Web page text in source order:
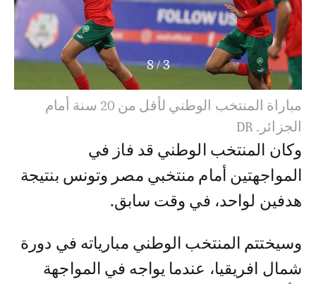
3
/
8
مباراة المنتخب الوطني لأقل من 20 سنة أمام
الجزائر. DR
وكان المنتخب الوطني قد فاز في
المواجهتين أمام منتخبي مصر وتونس بنتيجة
هدفين لواحد، في وقت سابق.
وسيختتم المنتخب الوطني مبارياته في دورة
شمال افريقيا، عندما يواجه في المواجهة